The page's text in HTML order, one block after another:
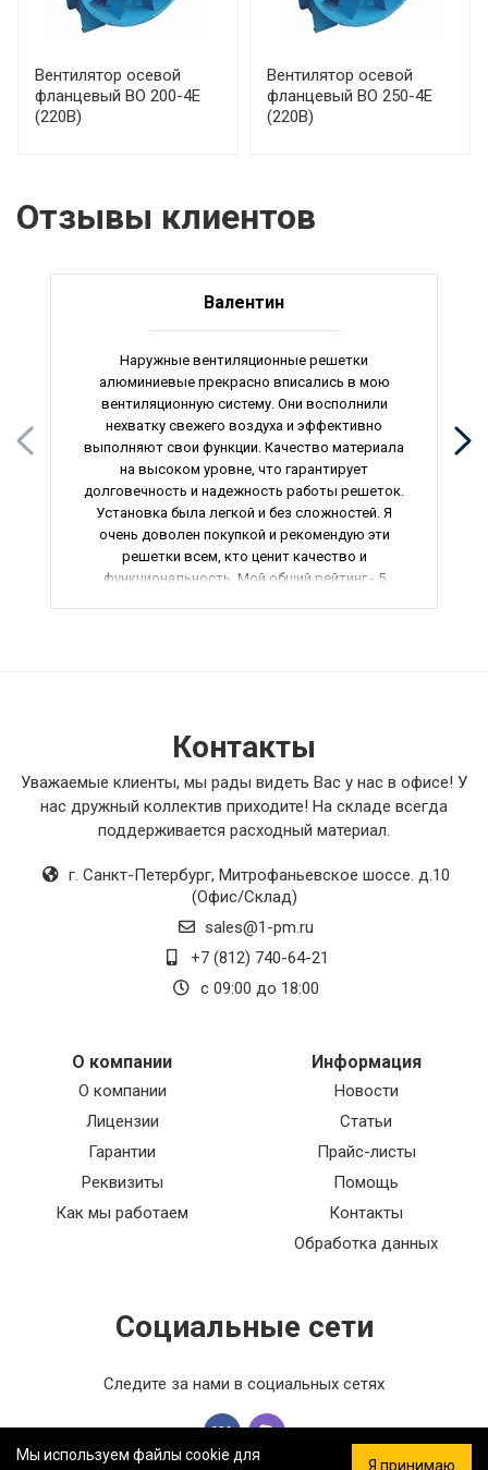
Вентилятор осевой
фланцевый ВО 200-4Е
(220В)
Вентилятор осевой
фланцевый ВО 250-4Е
(220В)
Отзывы клиентов
Валентин
Наружные вентиляционные решетки
алюминиевые прекрасно вписались в мою
вентиляционную систему. Они восполнили
нехватку свежего воздуха и эффективно
выполняют свои функции. Качество материала
на высоком уровне, что гарантирует
долговечность и надежность работы решеток.
Установка была легкой и без сложностей. Я
очень доволен покупкой и рекомендую эти
решетки всем, кто ценит качество и
функциональность. Мой общий рейтинг - 5
Контакты
Уважаемые клиенты, мы рады видеть Вас у нас в офисе! У
нас дружный коллектив приходите! На складе всегда
поддерживается расходный материал.
г. Санкт-Петербург, Митрофаньевское шоссе. д.10
(Офис/Склад)
sales@1-pm.ru
+7 (812) 740-64-21
с 09:00 до 18:00
О компании
О компании
Лицензии
Гарантии
Реквизиты
Как мы работаем
Информация
Новости
Статьи
Прайс-листы
Помощь
Контакты
Обработка данных
Социальные сети
Следите за нами в социальных сетях
Мы используем файлы cookie для
Я принимаю